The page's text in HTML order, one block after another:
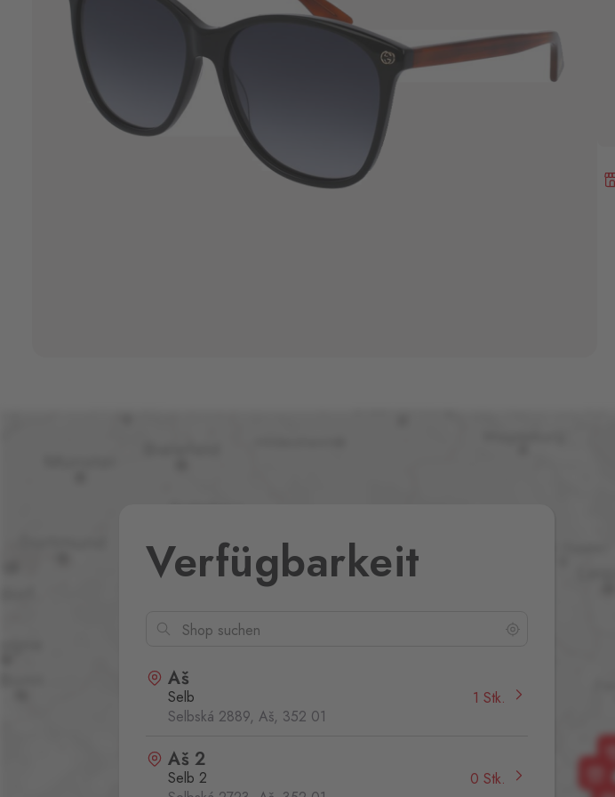
Verfügbarkeit
Aš
Selb
Selbská 2889, Aš, 352 01
1 Stk.
Aš 2
Selb 2
0 Stk.